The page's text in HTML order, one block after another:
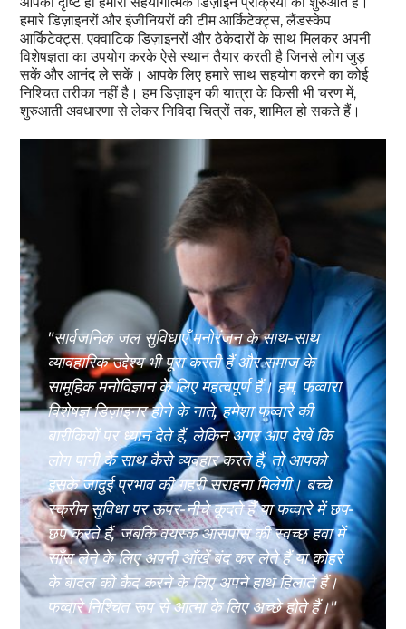
"सार्वजनिक जल सुविधाएँ मनोरंजन के साथ-साथ
व्यावहारिक उद्देश्य भी पूरा करती हैं और समाज के
सामूहिक मनोविज्ञान के लिए महत्वपूर्ण हैं। हम, फव्वारा
विशेषज्ञ डिज़ाइनर होने के नाते, हमेशा फव्वारे की
बारीकियों पर ध्यान देते हैं, लेकिन अगर आप देखें कि
लोग पानी के साथ कैसे व्यवहार करते हैं, तो आपको
इसके जादुई प्रभाव की गहरी सराहना मिलेगी। बच्चे
स्क्रीम सुविधा पर ऊपर-नीचे कूदते हैं या फव्वारे में छप-
छप करते हैं, जबकि वयस्क आसपास की स्वच्छ हवा में
साँस लेने के लिए अपनी आँखें बंद कर लेते हैं या कोहरे
के बादल को कैद करने के लिए अपने हाथ हिलाते हैं।
फव्वारे निश्चित रूप से आत्मा के लिए अच्छे होते हैं।"
हमारे डिज़ाइनरों और इंजीनियरों की टीम आर्किटेक्ट्स, लैंडस्केप
आर्किटेक्ट्स, एक्वाटिक डिज़ाइनरों और ठेकेदारों के साथ मिलकर अपनी
विशेषज्ञता का उपयोग करके ऐसे स्थान तैयार करती है जिनसे लोग जुड़
सकें और आनंद ले सकें। आपके लिए हमारे साथ सहयोग करने का कोई
निश्चित तरीका नहीं है। हम डिज़ाइन की यात्रा के किसी भी चरण में,
शुरुआती अवधारणा से लेकर निविदा चित्रों तक, शामिल हो सकते हैं।